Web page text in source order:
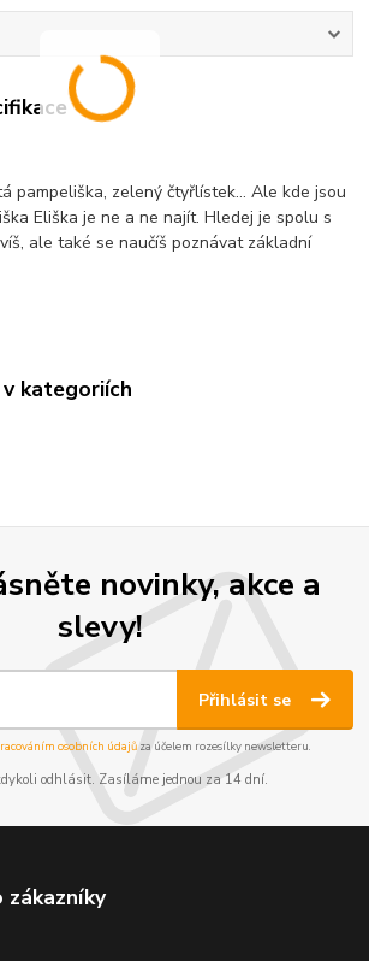
pampeliška, zelený čtyřlístek… Ale kde jsou
Eliška je ne a ne najít. Hledej je spolu s
ale také se naučíš poznávat základní
kategoriích
novinky, akce a
slevy!
Přihlásit se
osobních údajůza účelem rozesílky newsletteru.
odhlásit. Zasíláme jednou za 14 dní.